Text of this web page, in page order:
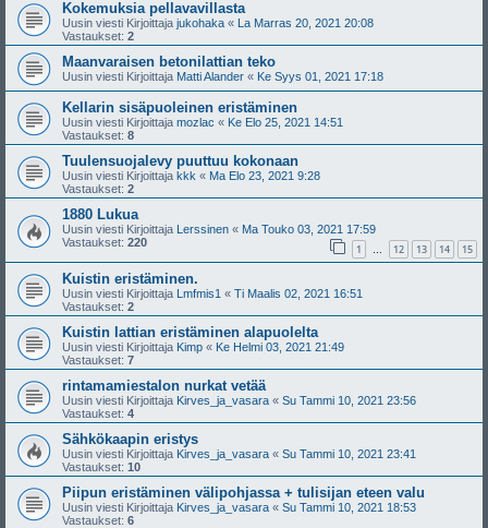
Kokemuksia pellavavillasta
Uusin viesti Kirjoittaja jukohaka « La Marras 20, 2021 20:08
Vastaukset: 2
Maanvaraisen betonilattian teko
Uusin viesti Kirjoittaja Matti Alander « Ke Syys 01, 2021 17:18
Kellarin sisäpuoleinen eristäminen
Uusin viesti Kirjoittaja mozlac « Ke Elo 25, 2021 14:51
Vastaukset: 8
Tuulensuojalevy puuttuu kokonaan
Uusin viesti Kirjoittaja kkk « Ma Elo 23, 2021 9:28
Vastaukset: 2
1880 Lukua
Uusin viesti Kirjoittaja Lerssinen « Ma Touko 03, 2021 17:59
Vastaukset: 220 1 … 12 13 14 15
Kuistin eristäminen.
Uusin viesti Kirjoittaja Lmfmis1 « Ti Maalis 02, 2021 16:51
Vastaukset: 2
Kuistin lattian eristäminen alapuolelta
Uusin viesti Kirjoittaja Kimp « Ke Helmi 03, 2021 21:49
Vastaukset: 7
rintamamiestalon nurkat vetää
Uusin viesti Kirjoittaja Kirves_ja_vasara « Su Tammi 10, 2021 23:56
Vastaukset: 4
Sähkökaapin eristys
Uusin viesti Kirjoittaja Kirves_ja_vasara « Su Tammi 10, 2021 23:41
Vastaukset: 10
Piipun eristäminen välipohjassa + tulisijan eteen valu
Uusin viesti Kirjoittaja Kirves_ja_vasara « Su Tammi 10, 2021 18:53
Vastaukset: 6